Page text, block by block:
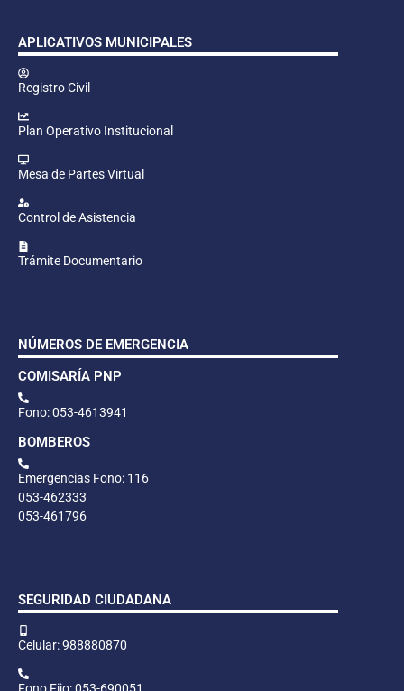
APLICATIVOS MUNICIPALES
Registro Civil
Plan Operativo Institucional
Mesa de Partes Virtual
Control de Asistencia
Trámite Documentario
NÚMEROS DE EMERGENCIA
COMISARÍA PNP
Fono: 053-4613941
BOMBEROS
Emergencias Fono: 116
053-462333
053-461796
SEGURIDAD CIUDADANA
Celular: 988880870
Fono Fijo: 053-690051